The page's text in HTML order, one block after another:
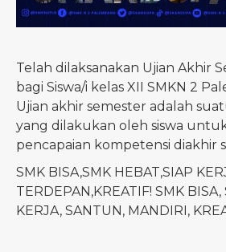
Telah dilaksanakan Ujian Akhir
bagi Siswa/i kelas XII SMKN 2
Ujian akhir semester adalah
yang dilakukan oleh siswa
pencapaian kompetensi diakhir
SMK BISA,SMK HEBAT,SIAP
TERDEPAN,KREATIF! SMK
KERJA, SANTUN, MANDIRI,